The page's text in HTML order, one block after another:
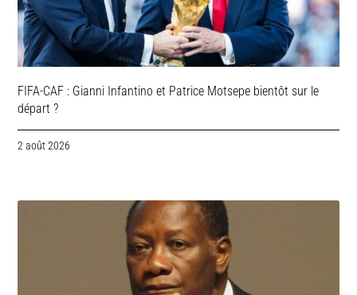
FIFA-CAF : Gianni Infantino et Patrice Motsepe bientôt sur le
départ ?
2 août 2026